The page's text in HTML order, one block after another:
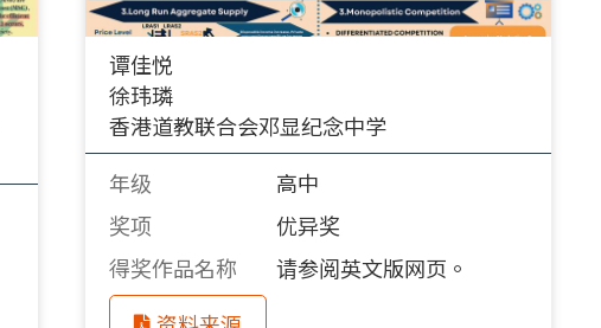
谭佳悦
徐玮璘
香港道教联合会邓显纪念中学
年级
高中
奖项
优异奖
得奖作品名称
请参阅英文版网页。